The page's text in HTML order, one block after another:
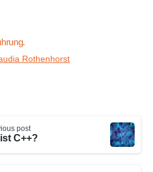
Rothenhorst
post
C++?